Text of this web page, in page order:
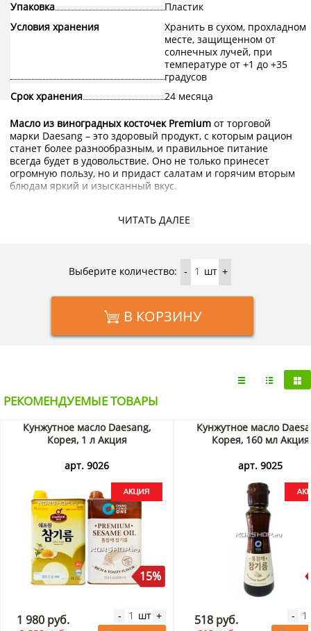
ЧИТАТЬ ДАЛЕЕ
Упаковка
Пластик
Условия хранения
Хранить в сухом, прохладном
месте, защищенном от
солнечных лучей, при
температуре от +1 до +35
градусов
Срок хранения
24 месяца
Масло из виноградных косточек Premium от торговой
марки Daesang – это здоровый продукт, с которым рацион
станет более разнообразным, и правильное питание
всегда будет в удовольствие. Оно не только принесет
огромную пользу, но и придаст салатам и горячим вторым
блюдам яркий и изысканный вкус.
свойств, потому его можно использовать для жарки и даже
потому его употребление рекомендуется людям всех
Благодаря этому продукту улучшается состояние стенок
сосудов, уменьшается воспаление слизистой оболочки
желудка при язвенной болезни и гастрите. Масло из
виноградных косточек помогает продлить молодость, а
Купить масло из виноградных косточек Premium Daesang с
доставкой на дом по Москве и Подмосковью можно в
интернет-магазине KorShop.ru.
Выберите количество: - шт +
В КОРЗИНУ
РЕКОМЕНДУЕМЫЕ ТОВАРЫ
Кунжутное масло Daesang,
Корея, 1 л Акция
арт. 9026
15%
1 980 руб. - шт +
Кунжутное масло
Корея, 160 мл Акция
арт. 9025
518 руб. -